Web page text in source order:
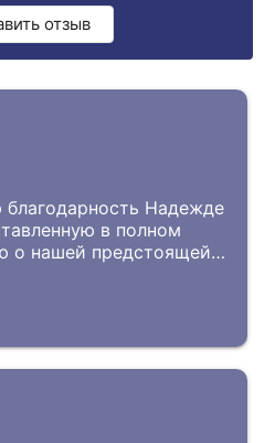
отзыв
Надежде
в полном
о нашей предстоящей
тактичность
покорила.
офертой
- 2024